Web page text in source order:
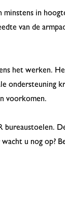
in
van de
het werken.
voorkomen.
u nog op?